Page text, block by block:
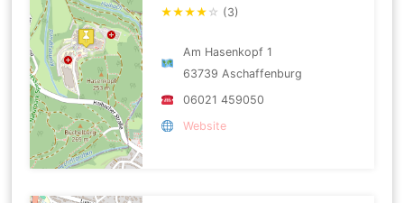
★★★★ ☆ (3)
Am Hasenkopf 1
63739 Aschaffenburg
06021 459050
Website